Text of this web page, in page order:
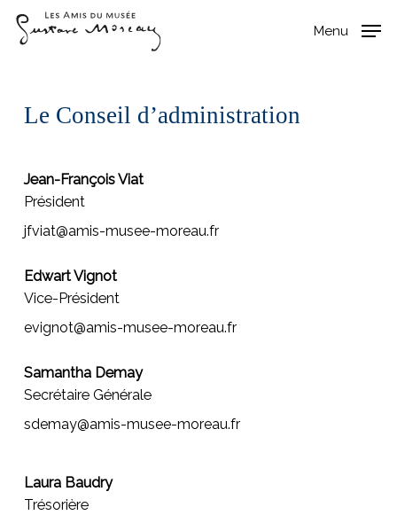
Skip
Menu
Le Conseil d’administration
Jean-François Viat
Président
jfviat@amis-musee-moreau.fr
Edwart Vignot
Vice-Président
evignot@amis-musee-moreau.fr
Samantha Demay
Secrétaire Générale
sdemay@amis-musee-moreau.fr
Laura Baudry
Trésorière